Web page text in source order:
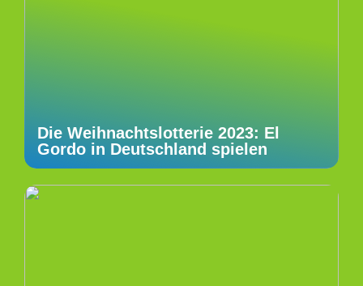
Die Weihnachtslotterie 2023: El
Gordo in Deutschland spielen